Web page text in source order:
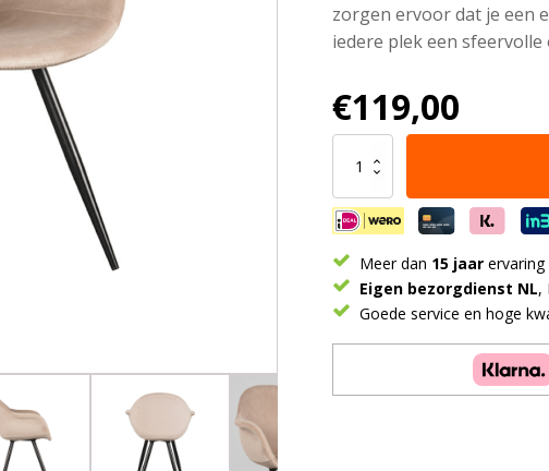
zorgen ervoor dat je een
iedere plek een sfeervolle
€119,00
Eetkamerstoel
Forli
-
Zand
-
Fluweel
aantal
Meer dan 15 jaar ervaring
Eigen bezorgdienst NL,
Goede service en hoge